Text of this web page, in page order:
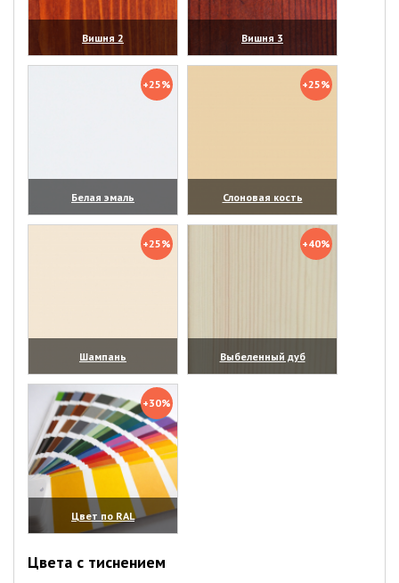
Вишня 2
(увеличить)
Вишня 3
(увеличить)
+25%
Белая эмаль
(увеличить)
+25%
Слоновая кость
(увеличить)
+25%
Шампань
(увеличить)
+40%
Выбеленный дуб
(увеличить)
+30%
Цвет по RAL
(увеличить)
Цвета с тиснением